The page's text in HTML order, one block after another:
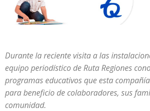
Durante la reciente visita a las
equipo periodístico de Ruta Regiones
programas educativos que esta
para beneficio de colaboradores, sus
comunidad.